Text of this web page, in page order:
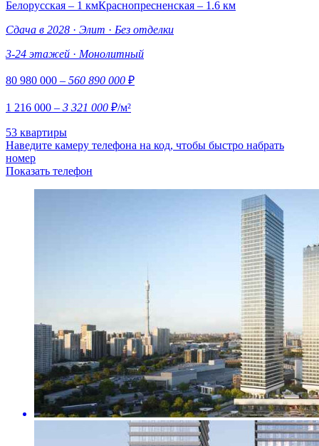
Белорусская – 1 кмКраснопресненская – 1.6 км
Сдача в 2028 · Элит · Без отделки
3-24 этажей · Монолитный
80 980 000 – 560 890 000 ₽
1 216 000 – 3 321 000 ₽/м²
53 квартиры
Наведите камеру телефона на код, чтобы быстро набрать
номер
Показать телефон